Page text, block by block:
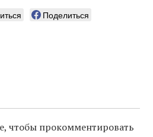
Поделиться
чтобы прокомментировать